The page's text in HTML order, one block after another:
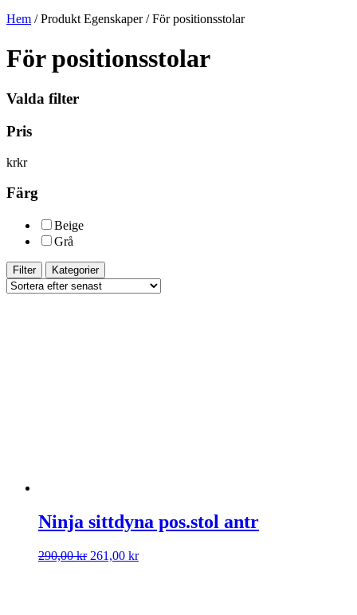
Hem / Produkt Egenskaper / För positionsstolar
För positionsstolar
Valda filter
Pris
krkr
Färg
Beige
Grå
Filter Kategorier
Ninja sittdyna pos.stol antr
290,00kr Det
261,00 krDet